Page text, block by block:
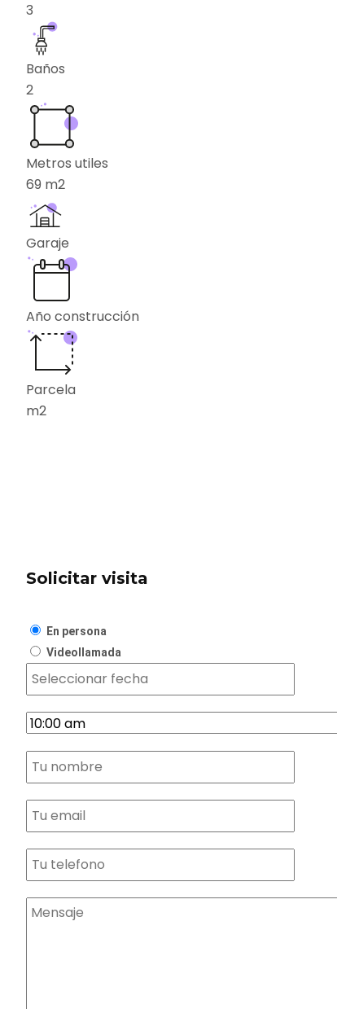
3
Baños
2
Metros utiles
69 m2
Garaje
Año construcción
Parcela
m2
Solicitar visita
En persona
Videollamada